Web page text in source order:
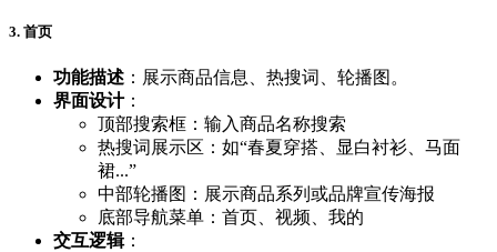
3. 首页
功能描述 ：展示商品信息、热搜词、轮播图。
界面设计：
顶部搜索框：输入商品名称搜索
热搜词展示区：如“春夏穿搭、显白衬衫、马面
裙...”
中部轮播图：展示商品系列或品牌宣传海报
底部导航菜单：首页、视频、我的
交互逻辑：